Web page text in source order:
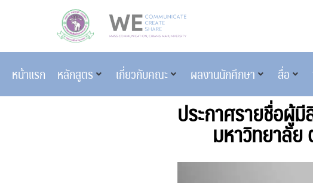
หน้าแรก หลักสูตร เกี่ยวกับคณะ ผลงานนักศึกษา สื่อ
ประกาศรายชื่อผู้
มหาวิทยาลัย